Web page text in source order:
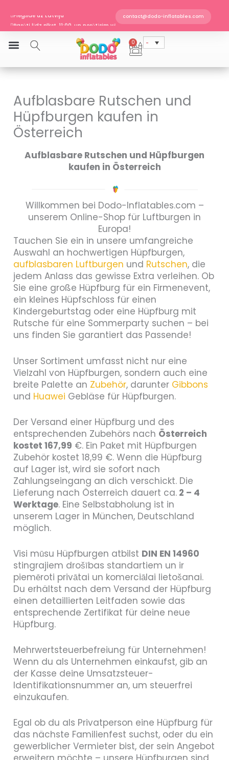
content
Pasūti līdz plkst. 11:00, un nosūtīsim vēl šodien
contact@dodo-inflatables.com
0
Cart
Aufblasbare Rutschen und
Hüpfburgen kaufen in
Österreich
Aufblasbare Rutschen und Hüpfburgen
kaufen in Österreich
Willkommen bei Dodo-Inflatables.com –
unserem Online-Shop für Luftburgen in
Europa!
Tauchen Sie ein in unsere umfangreiche
Auswahl an hochwertigen Hüpfburgen,
aufblasbaren Luftburgen und Rutschen, die
jedem Anlass das gewisse Extra verleihen. Ob
Sie eine große Hüpfburg für ein Firmenevent,
ein kleines Hüpfschloss für einen
Kindergeburtstag oder eine Hüpfburg mit
Rutsche für eine Sommerparty suchen – bei
uns finden Sie garantiert das Passende!
Unser Sortiment umfasst nicht nur eine
Vielzahl von Hüpfburgen, sondern auch eine
breite Palette an Zubehör, darunter Gibbons
und Huawei Gebläse für Hüpfburgen.
Der Versand einer Hüpfburg und des
entsprechenden Zubehörs nach Österreich
kostet 167,99 €. Ein Paket mit Hüpfburgen
Zubehör kostet 18,99 €. Wenn die Hüpfburg
auf Lager ist, wird sie sofort nach
Zahlungseingang an dich verschickt. Die
Lieferung nach Österreich dauert ca. 2 – 4
Werktage. Eine Selbstabholung ist in
unserem Lager in München, Deutschland
möglich.
Visi mūsu Hüpfburgen atbilst DIN EN 14960
stingrajiem drošības standartiem un ir
piemēroti privātai un komerciālai lietošanai.
Du erhältst nach dem Versand der Hüpfburg
einen detaillierten Leitfaden sowie das
entsprechende Zertifikat für deine neue
Hüpfburg.
Mehrwertsteuerbefreiung für Unternehmen!
Wenn du als Unternehmen einkaufst, gib an
der Kasse deine Umsatzsteuer-
Identifikationsnummer an, um steuerfrei
einzukaufen.
Egal ob du als Privatperson eine Hüpfburg für
das nächste Familienfest suchst, oder du ein
gewerblicher Vermieter bist, der sein Angebot